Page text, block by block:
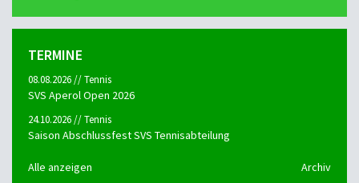
TERMINE
08.08.2026 // Tennis
SVS Aperol Open 2026
24.10.2026 // Tennis
Saison Abschlussfest SVS Tennisabteilung
Alle anzeigen Archiv